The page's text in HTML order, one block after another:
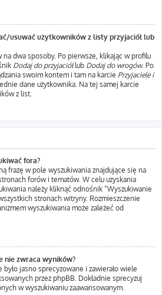
usuwać użytkowników z listy przyjaciół lub
dwa sposoby. Po pierwsze, klikając w profilu
Dodaj do przyjaciółlub Dodaj do wrogów. Po
swoim kontem i tam na karcie Przyjaciele i
dane użytkownika. Na tej samej karcie
z list.
fora?
frazę w pole wyszukiwania znajdujące się na
forów i tematów. W celu uzyskania
należy kliknąć odnośnik “Wyszukiwanie
stronach witryny. Rozmieszczenie
wyszukiwania może zależeć od
nie zwraca wyników?
jasno sprecyzowane i zawierało wiele
przez phpBB. Dokładnie sprecyzuj
w wyszukiwaniu zaawansowanym.